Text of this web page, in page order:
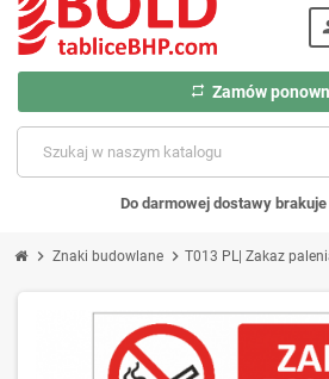
repeat Zamów
Do darmowej dostawy brakuje
chevron_right Znaki budowlane chevron_right T013 PL| Zakaz